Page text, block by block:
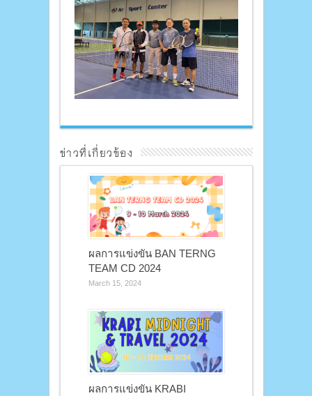
ข่าวที่เกี่ยวข้อง
ผลการแข่งขัน BAN TERNG
TEAM CD 2024
March 15, 2024
ผลการแข่งขัน KRABI